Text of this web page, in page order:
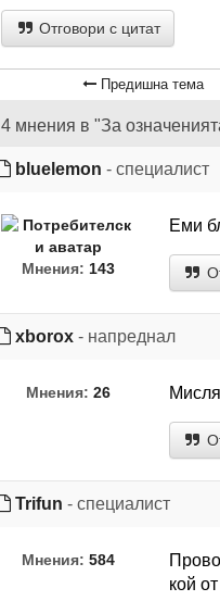
Отговори с цитат
Предишна тема
4 мнения в "За
bluelemon - специалист
Мнения: 143
Еми
xborox - напреднал
Мнения: 26
Trifun - специалист
Мнения: 584
кой